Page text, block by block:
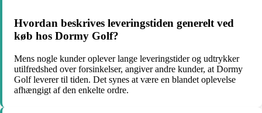
Hvordan beskrives leveringstiden generelt ved
køb hos Dormy Golf?
Mens nogle kunder oplever lange leveringstider og udtrykker
utilfredshed over forsinkelser, angiver andre kunder, at Dormy
Golf leverer til tiden. Det synes at være en blandet oplevelse
afhængigt af den enkelte ordre.